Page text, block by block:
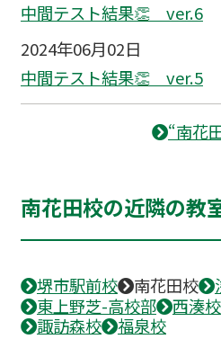
中間テスト結果👏 ver.6
2024年06月02日
中間テスト結果👏 ver.5
“南花
南花田校の近隣の教
堺市駅前校 南花田校
東上野芝-高校部
西湊校
諏訪森校
福泉校